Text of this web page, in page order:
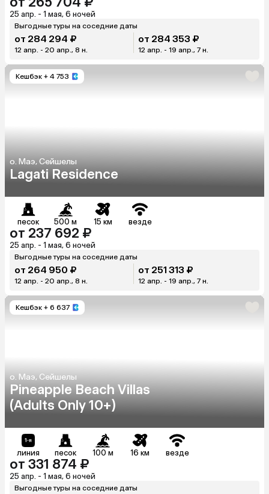
25 апр. - 1 мая, 6 ночей
Выгодные туры на соседние даты
от 284 294 ₽
12 апр. - 20 апр., 8 н.
от 284 353 ₽
12 апр. - 19 апр., 7 н.
Кешбэк + 4 753
о. Маэ, Сейшелы
Lagati Residence
песок 500 м 15 км везде
от 237 692 ₽
25 апр. - 1 мая, 6 ночей
Выгодные туры на соседние даты
от 264 950 ₽
12 апр. - 20 апр., 8 н.
от 251 313 ₽
12 апр. - 19 апр., 7 н.
Кешбэк + 6 637
о. Маэ, Сейшелы
Pineapple Beach Villas
(Adults Only 10+)
линия песок 100 м 16 км везде
от 331 874 ₽
25 апр. - 1 мая, 6 ночей
Выгодные туры на соседние даты